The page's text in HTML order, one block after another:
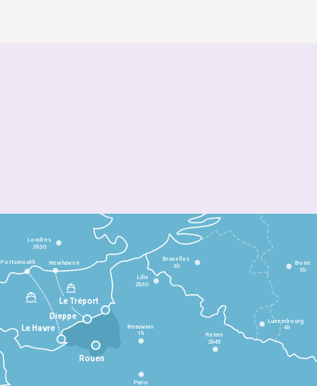
Le Havre
Dieppe
Le Tréport
Paris
Beauvais
1h Reims
2h45
Lille
2h30
Bruxelles
3h
Londres
3h30
Newhaven
Portsmouth Bonn
5h
Luxembourg
4h
Rouen